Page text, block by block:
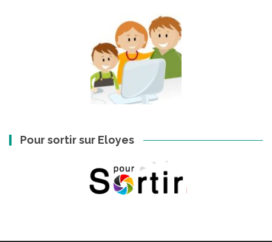
Pour sortir sur Eloyes